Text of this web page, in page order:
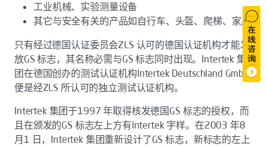
工业机械、实验测量设备
其它与安全有关的产品如自行车、头盔、爬梯、家具
只有经过德国认证委员会ZLS 认可的德国认证机构才能发
放GS 标志，其名称必需与GS 标志同时出现。Intertek 集
团在德国创办的测试认证机构Intertek Deutschland GmbH
便是经ZLS 所认可的独立测试认证机构。
Intertek 集团于1997 年取得核发德国GS 标志的授权，而
且在颁发的GS 标志左上方有Intertek 字样。在2003 年8
月1 日，Intertek 集团重新设计了GS 标志，新标志的左上